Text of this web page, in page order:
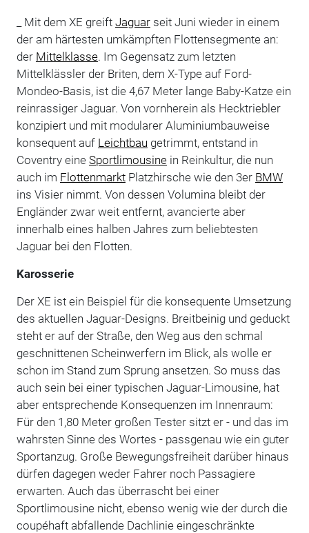
_ Mit dem XE greift Jaguarseit Juni wieder in einem
der am härtesten umkämpften Flottensegmente an:
der Mittelklasse. Im Gegensatz zum letzten
Mittelklässler der Briten, dem X-Type auf Ford-
Mondeo-Basis, ist die 4,67 Meter lange Baby-Katze ein
reinrassiger Jaguar. Von vornherein als Hecktriebler
konzipiert und mit modularer Aluminiumbauweise
konsequent auf Leichtbau getrimmt, entstand in
Coventry eine Sportlimousinein Reinkultur, die nun
auch im FlottenmarktPlatzhirsche wie den 3er BMW
ins Visier nimmt. Von dessen Volumina bleibt der
Engländer zwar weit entfernt, avancierte aber
innerhalb eines halben Jahres zum beliebtesten
Jaguar bei den Flotten.
Karosserie
Der XE ist ein Beispiel für die konsequente Umsetzung
des aktuellen Jaguar-Designs. Breitbeinig und geduckt
steht er auf der Straße, den Weg aus den schmal
geschnittenen Scheinwerfern im Blick, als wolle er
schon im Stand zum Sprung ansetzen. So muss das
auch sein bei einer typischen Jaguar-Limousine, hat
aber entsprechende Konsequenzen im Innenraum:
Für den 1,80 Meter großen Tester sitzt er - und das im
wahrsten Sinne des Wortes - passgenau wie ein guter
Sportanzug. Große Bewegungsfreiheit darüber hinaus
dürfen dagegen weder Fahrer noch Passagiere
erwarten. Auch das überrascht bei einer
Sportlimousine nicht, ebenso wenig wie der durch die
coupéhaft abfallende Dachlinie eingeschränkte